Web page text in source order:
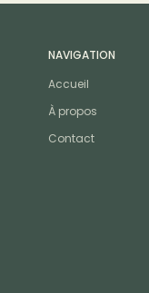
NAVIGATION
Accueil
À propos
Contact